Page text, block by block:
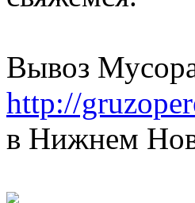
Вывоз
http://
в Нижнем